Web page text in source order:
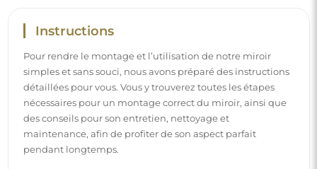
Instructions
Pour rendre le montage et l’utilisation de notre miroir
simples et sans souci, nous avons préparé des instructions
détaillées pour vous. Vous y trouverez toutes les étapes
nécessaires pour un montage correct du miroir, ainsi que
des conseils pour son entretien, nettoyage et
maintenance, afin de profiter de son aspect parfait
pendant longtemps.